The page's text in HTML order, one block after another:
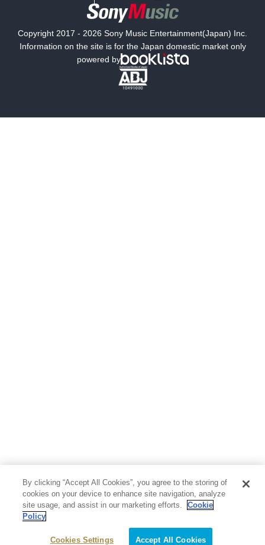
海外小説
ミステリー SF
文学
Copyright 2017 - 2026 Sony Music Entertainment(Japan) Inc.
Information on the site is for the Japan domestic market only
powered by
By clicking “Accept All Cookies”, you agree to the storing of
cookies on your device to enhance site navigation, analyze
site usage, and assist in our marketing efforts.
Cookie
Policy
Cookies Settings Accept All Cookies